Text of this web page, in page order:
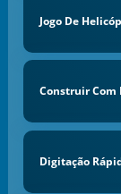
Jogo De
Construir Com
Digitação